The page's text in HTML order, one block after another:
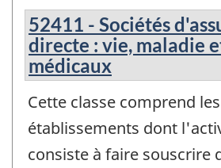
52411 - Sociétés
directe : vie, maladie
médicaux
Cette classe comprend les
établissements dont
consiste à faire souscrire